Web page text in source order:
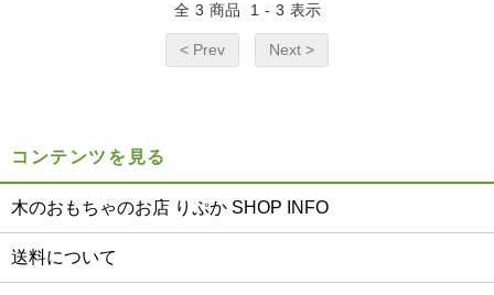
全 3 商品 1 - 3 表示
< Prev Next >
コンテンツを見る
木のおもちゃのお店 りぷか SHOP INFO
送料について